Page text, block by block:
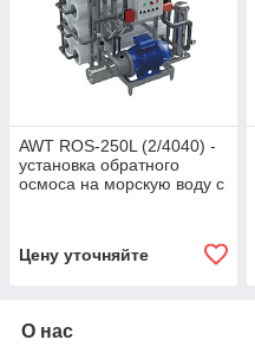
AWT ROS-250L (2/4040) -
установка обратного
осмоса на морскую воду с
Цену уточняйте
О нас